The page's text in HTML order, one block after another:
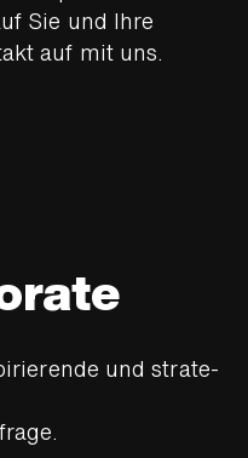
Sie und Ihre
auf mit uns.
und strate­